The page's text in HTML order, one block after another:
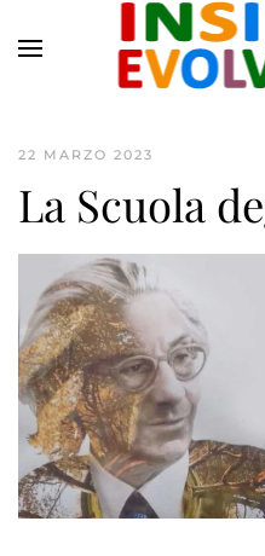
Skip to main content
22 MARZO 2023
La Scuola